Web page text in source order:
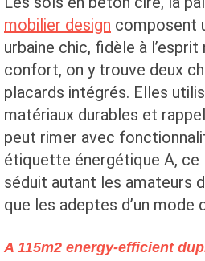
mobilier design composent
urbaine chic, fidèle à
confort, on y trouve deux
placards intégrés. Elles
matériaux durables et
peut rimer avec
étiquette énergétique A, ce
séduit autant les amateurs
que les adeptes d’un mode
A 115m2 energy-efficient